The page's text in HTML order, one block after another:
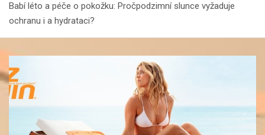
Babí léto a péče o pokožku: Pročpodzimní slunce vyžaduje
ochranu i a hydrataci?